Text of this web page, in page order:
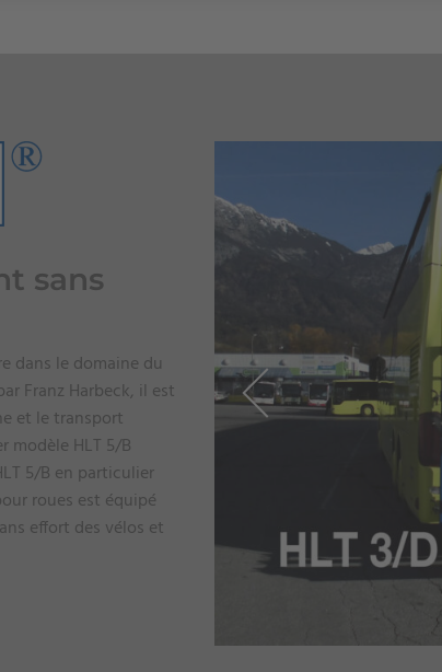
sans
dans le domaine du
Franz Harbeck, il est
et le transport
modèle HLT 5/B
5/B en particulier
roues est équipé
effort des vélos et